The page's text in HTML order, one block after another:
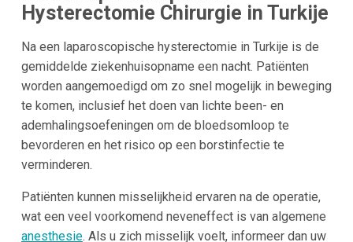
Hysterectomie Chirurgie in Turkije
Na een laparoscopische hysterectomie in Turkije is de
gemiddelde ziekenhuisopname een nacht. Patiënten
worden aangemoedigd om zo snel mogelijk in beweging
te komen, inclusief het doen van lichte been- en
ademhalingsoefeningen om de bloedsomloop te
bevorderen en het risico op een borstinfectie te
verminderen.
Patiënten kunnen misselijkheid ervaren na de operatie,
wat een veel voorkomend neveneffect is van algemene
anesthesie. Als u zich misselijk voelt, informeer dan uw